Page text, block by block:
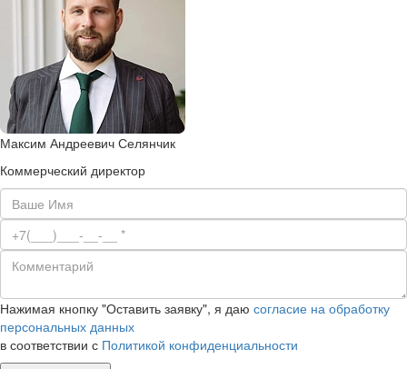
Максим Андреевич Селянчик
Коммерческий директор
Нажимая кнопку "Оставить заявку", я даю согласие на обработку
персональных данных
в соответствии с Политикой конфиденциальности